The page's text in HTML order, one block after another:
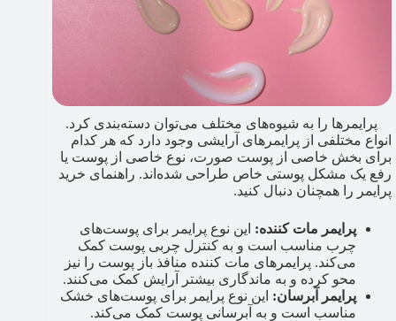
پرایمرها را به شیوه‌های مختلف می‌توان دسته‌بندی کرد.
انواع مختلفی از پرایمرهای آرایشی وجود دارد که هر کدام
برای بخش خاصی از پوست صورت، نوع خاصی از پوست یا
رفع یک مشکل پوستی خاص طراحی شده‌اند. راهنمای خرید
پرایمر را همچنان دنبال کنید.
پرایمر مات کننده: این نوع پرایمر برای پوست‌های
چرب مناسب است و به کنترل چربی پوست کمک
می‌کند. پرایمرهای مات کننده منافذ باز پوست را نیز
محو کرده و به ماندگاری بیشتر آرایش کمک می‌کنند.
پرایمر آبرسان: این نوع پرایمر برای پوست‌های خشک
مناسب است و به آبرسانی پوست کمک می‌کند.